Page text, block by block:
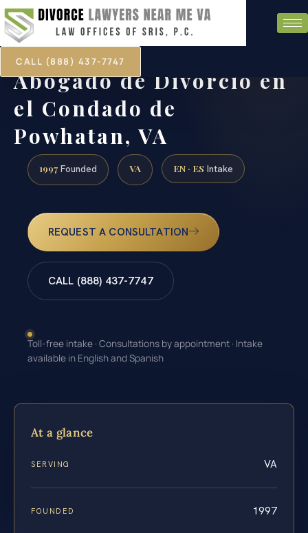
CALL (888) 437-7747
Abogado de Divorcio en
el Condado de
Powhatan, VA
1997 Founded VA EN · ES Intake
REQUEST A CONSULTATION
CALL (888) 437-7747
Toll-free intake · Consultations by appointment · Intake
available in English and Spanish
At a glance
SERVING VA
FOUNDED 1997